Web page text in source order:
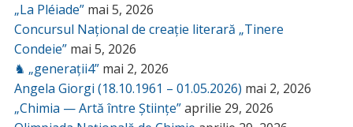
„La Pléiade” mai 5, 2026
Concursul Național de creație literară „Tinere
Condeie” mai 5, 2026
♞ „generații4” mai 2, 2026
Angela Giorgi (18.10.1961 – 01.05.2026) mai 2, 2026
„Chimia — Artă între Științe”aprilie 29, 2026